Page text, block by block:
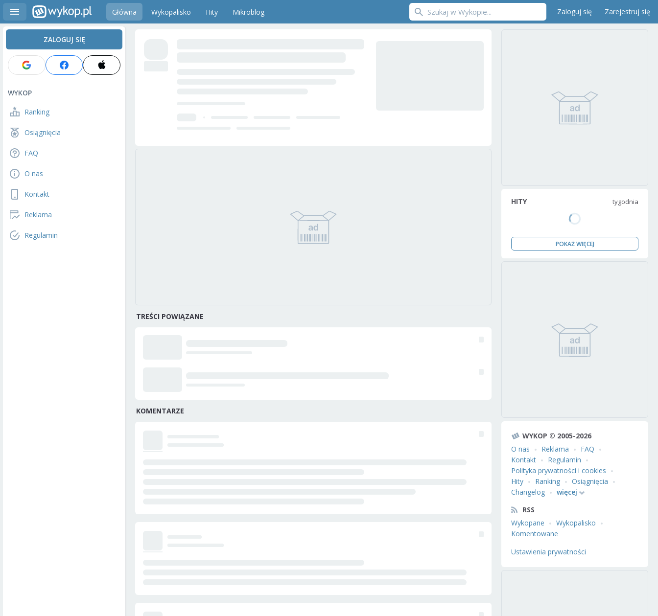
Główna Wykopalisko Hity Mikroblog Zaloguj się Zarejestruj się
ZALOGUJ SIĘ
WYKOP
Ranking
Osiągnięcia
FAQ
O nas
Kontakt
Reklama
Regulamin
TREŚCI POWIĄZANE
KOMENTARZE
HITY tygodnia
POKAŻ WIĘCEJ
WYKOP © 2005-2026
O nas
Reklama
FAQ
Kontakt
Regulamin
Polityka prywatności i cookies
Hity
Ranking
Osiągnięcia
Changelog
więcej
RSS
Wykopane
Wykopalisko
Komentowane
Ustawienia prywatności